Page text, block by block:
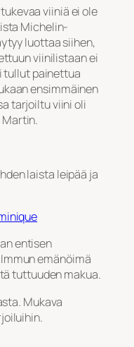
viiniä ei ole
Michelin-
luottaa siihen,
viinilistaan ei
tullut painettua
ensimmäinen
tarjoiltu viini oli
Martin.
laista leipää ja
entisen
emänöimä
tuttuuden makua.
Mukava